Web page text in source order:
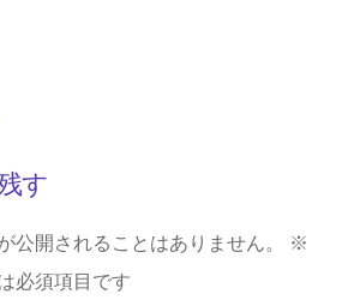
す
公開されることはありません。
※
必須項目です